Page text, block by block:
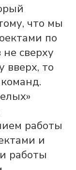
что мы
по
сверху
вверх, то
работы
и
работы